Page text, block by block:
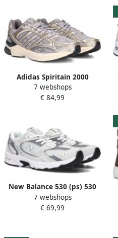
Adidas Spiritain 2000
Sneakers Grijs 1 3 Mesh
Synthetisch
7 webshops
€ 84,99
New Balance 530 (ps) 530
Schoenen grey matter
maat: 34.5 beschikbare
7 webshops
€ 69,99